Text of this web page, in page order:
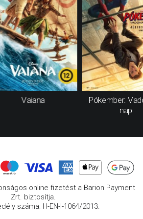
Vaiana
Pókember:
nap
online fizetést a Barion Payment
Zrt. biztosítja.
száma: H-EN-I-1064/2013.